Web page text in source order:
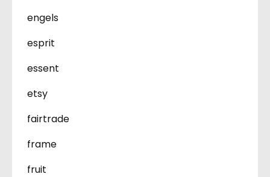
engels
esprit
essent
etsy
fairtrade
frame
fruit